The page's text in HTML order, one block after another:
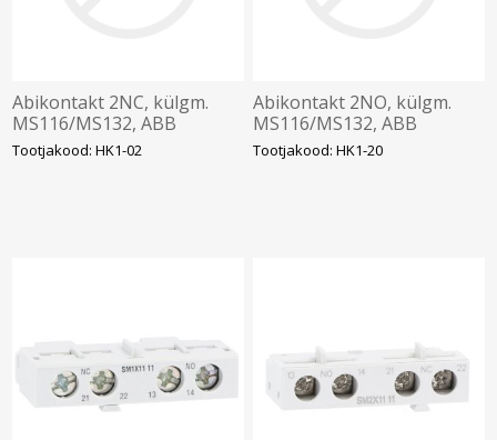
Abikontakt 2NC, külgm.
MS116/MS132, ABB
Tootjakood: HK1-02
Abikontakt 2NO, külgm.
MS116/MS132, ABB
Tootjakood: HK1-20